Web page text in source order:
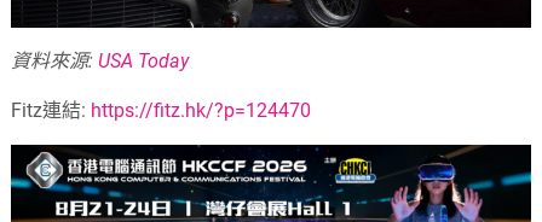
資料來源: USA Today
Fitz連結: https://fitz.hk/?p=124470